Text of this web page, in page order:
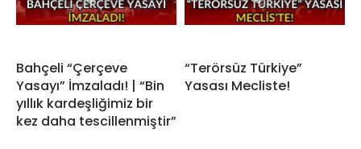
Bahçeli “Çerçeve
Yasayı” İmzaladı! | “Bin
yıllık kardeşliğimiz bir
kez daha tescillenmiştir”
“Terörsüz Türkiye”
Yasası Mecliste!